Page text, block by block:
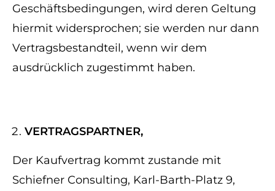
Geschäftsbedingungen, wird deren Geltung
hiermit widersprochen; sie werden nur dann
Vertragsbestandteil, wenn wir dem
ausdrücklich zugestimmt haben.
VERTRAGSPARTNER,
Der Kaufvertrag kommt zustande mit
Schiefner Consulting, Karl-Barth-Platz 9,